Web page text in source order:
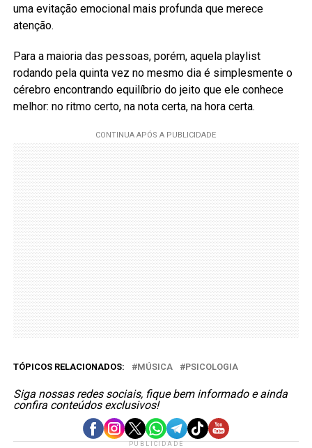
uma evitação emocional mais profunda que merece
atenção.
Para a maioria das pessoas, porém, aquela playlist
rodando pela quinta vez no mesmo dia é simplesmente o
cérebro encontrando equilíbrio do jeito que ele conhece
melhor: no ritmo certo, na nota certa, na hora certa.
TÓPICOS RELACIONADOS: MÚSICA PSICOLOGIA
Siga nossas redes sociais, fique bem informado e ainda
confira conteúdos exclusivos!
PUBLICIDADE